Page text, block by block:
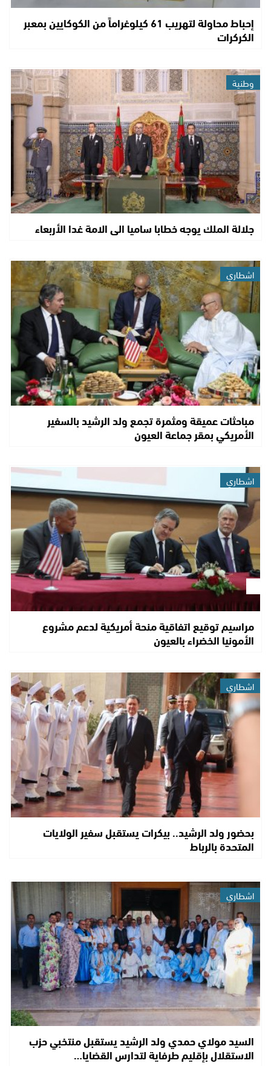
إحباط محاولة لتهريب 61 كيلوغراماً من الكوكايين بمعبر
الكركرات
وطنية
جلالة الملك يوجه خطابا ساميا الى الامة غدا الأربعاء
اشطاري
مباحثات عميقة ومثمرة تجمع ولد الرشيد بالسفير
الأمريكي بمقر جماعة العيون
اشطاري
مراسيم توقيع اتفاقية منحة أمريكية لدعم مشروع
الأمونيا الخضراء بالعيون
اشطاري
بحضور ولد الرشيد.. بيكرات يستقبل سفير الولايات
المتحدة بالرباط
اشطاري
السيد مولاي حمدي ولد الرشيد يستقبل منتخبي حزب
الاستقلال بإقليم طرفاية لتدارس القضايا…